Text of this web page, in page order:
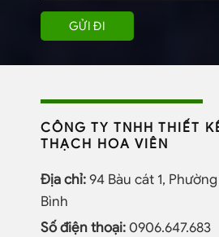
CÔNG TY TNHH THIẾT
THẠCH HOA VIÊN
Địa chỉ:94 Bàu cát 1,
Bình
Số điện thoại:0906.647.683